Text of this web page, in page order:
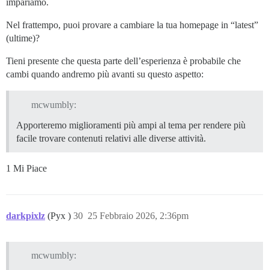
Nel frattempo, puoi provare a cambiare la tua homepage in “latest”
(ultime)?
Tieni presente che questa parte dell’esperienza è probabile che
cambi quando andremo più avanti su questo aspetto:
mcwumbly:
Apporteremo miglioramenti più ampi al tema per rendere più
facile trovare contenuti relativi alle diverse attività.
1 Mi Piace
darkpixlz (Pyx ) 25 Febbraio 2026, 2:36pm
30
mcwumbly: